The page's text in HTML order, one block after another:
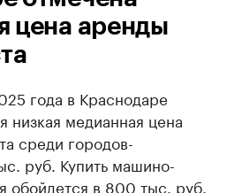
цена аренды
года в Краснодаре
низкая медианная цена
среди городов-
руб. Купить машино-
обойдется в 800 тыс. руб.